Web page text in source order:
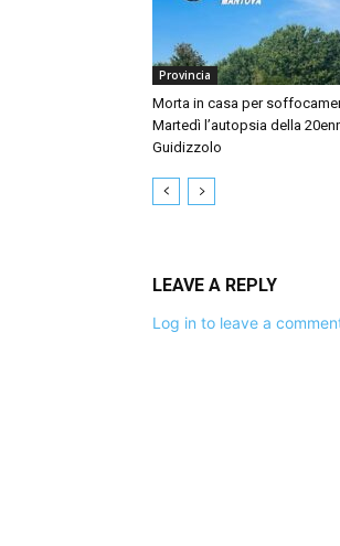
Provincia
Morta in casa per
Martedì l’autopsia della
Guidizzolo
LEAVE A REPLY
Log in to leave a